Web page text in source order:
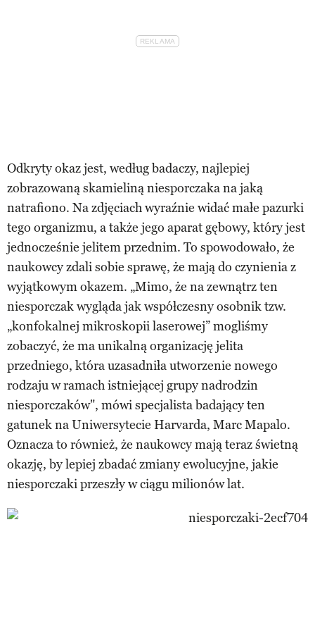
Odkryty okaz jest, według badaczy, najlepiej
zobrazowaną skamieliną niesporczaka na jaką
natrafiono. Na zdjęciach wyraźnie widać małe pazurki
tego organizmu, a także jego aparat gębowy, który jest
jednocześnie jelitem przednim. To spowodowało, że
naukowcy zdali sobie sprawę, że mają do czynienia z
wyjątkowym okazem. „Mimo, że na zewnątrz ten
niesporczak wygląda jak współczesny osobnik tzw.
„konfokalnej mikroskopii laserowej” mogliśmy
zobaczyć, że ma unikalną organizację jelita
przedniego, która uzasadniła utworzenie nowego
rodzaju w ramach istniejącej grupy nadrodzin
niesporczaków", mówi specjalista badający ten
gatunek na Uniwersytecie Harvarda, Marc Mapalo.
Oznacza to również, że naukowcy mają teraz świetną
okazję, by lepiej zbadać zmiany ewolucyjne, jakie
niesporczaki przeszły w ciągu milionów lat.